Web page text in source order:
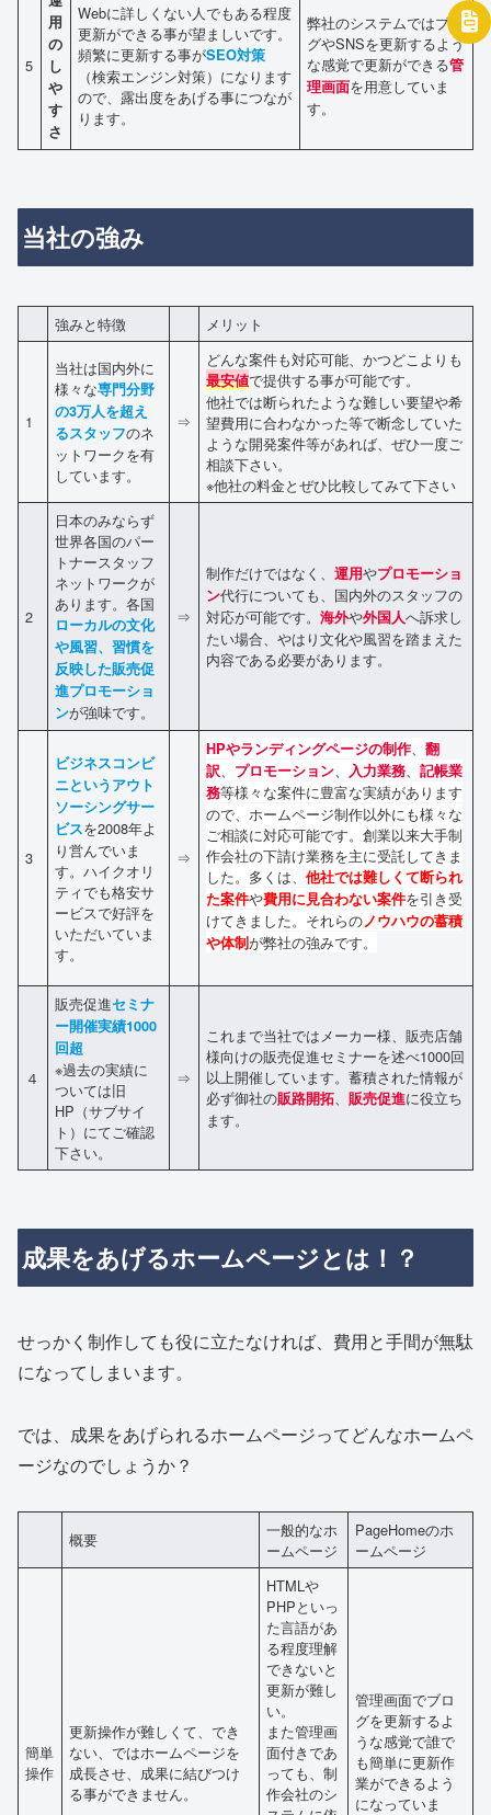
5
用
の
し
や
す
さ
Webに詳しくない人でもある程度
更新ができる事が望ましいです。
頻繁に更新する事がSEO対策
（検索エンジン対策）になります
ので、露出度をあげる事につなが
ります。
弊社のシステムではブロ
グやSNSを更新するよう
な感覚で更新ができる管
理画面を用意していま
す。
当社の強み
強みと特徴 メリット
1
当社は国内外に
様々な専門分野
の3万人を超え
るスタッフのネ
ットワークを有
しています。
⇒
どんな案件も対応可能、かつどこよりも
最安値で提供する事が可能です。
他社では断られたような難しい要望や希
望費用に合わなかった等で断念していた
ような開発案件等があれば、ぜひ一度ご
相談下さい。
※他社の料金とぜひ比較してみて下さい
2
日本のみならず
世界各国のパー
トナースタッフ
ネットワークが
あります。各国
ローカルの文化
や風習、習慣を
反映した販売促
進プロモーショ
ンが強味です。
⇒
制作だけではなく、運用やプロモーショ
ン代行についても、国内外のスタッフの
対応が可能です。海外や外国人へ訴求し
たい場合、やはり文化や風習を踏まえた
内容である必要があります。
3
ビジネスコンビ
ニというアウト
ソーシングサー
ビスを2008年よ
り営んでいま
す。ハイクオリ
ティでも格安サ
ービスで好評を
いただいていま
す。
⇒
HPやランディングページの制作、翻
訳、 プロモーション、 入力業務、記帳業
務等様々な案件に豊富な実績があります
ので、ホームページ制作以外にも様々な
ご相談に対応可能です。創業以来大手制
作会社の下請け業務を主に受託してきま
した。多くは、他社では難しくて断られ
た案件や費用に見合わない案件を引き受
けてきました。それらのノウハウの蓄積
や体制が弊社の強みです。
４
販売促進セミナ
ー開催実績1000
回超
※過去の実績に
ついては旧
HP（サブサイ
ト）にてご確認
下さい。
⇒
これまで当社ではメーカー様、販売店舗
様向けの販売促進セミナーを述べ1000回
以上開催しています。蓄積された情報が
必ず御社の販路開拓、販売促進に役立ち
ます。
成果をあげるホームページとは！？
せっかく制作しても役に立たなければ、費用と手間が無駄
になってしまいます。
では、成果をあげられるホームページってどんなホームペ
ージなのでしょうか？
概要
一般的なホ
ームページ
PageHomeのホ
ームページ
簡単
操作
更新操作が難しくて、でき
ない、ではホームページを
成長させ、成果に結びつけ
る事ができません。
HTMLや
PHPといっ
た言語があ
る程度理解
できないと
更新が難し
い。
また管理画
面付きであ
っても、制
作会社のシ
管理画面でブロ
グを更新するよ
うな感覚で誰で
も簡単に更新作
業ができるよう
になっていま